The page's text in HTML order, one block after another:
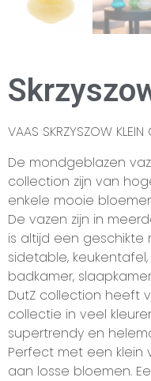
VAAS SKRZYSZOW KLEIN
De mondgeblazen
collection zijn van
enkele mooie
De vazen zijn in
is altijd een
sidetable,
badkamer,
DutZ collection heeft
collectie in veel
supertrendy en
Perfect met een
aan losse bloemen.